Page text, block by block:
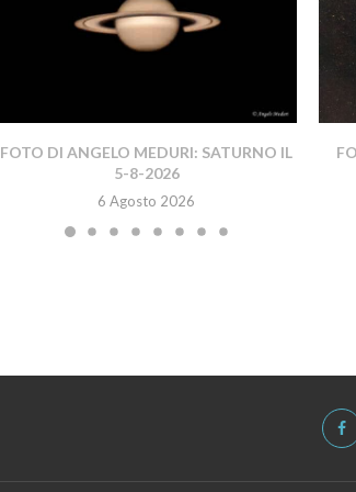
FOTO DI ANGELO MEDURI: SATURNO IL
5-8-2026
6 Agosto 2026